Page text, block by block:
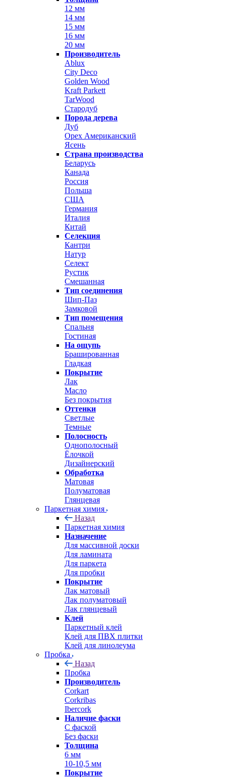
12 мм
14 мм
15 мм
16 мм
20 мм
Производитель
Ablux
City Deco
Golden Wood
Kraft Parkett
TarWood
Стародуб
Порода дерева
Дуб
Орех Американский
Ясень
Страна производства
Беларусь
Канада
Россия
Польша
США
Германия
Италия
Китай
Селекция
Кантри
Натур
Селект
Рустик
Смешанная
Тип соединения
Шип-Паз
Замковой
Тип помещения
Спальня
Гостиная
На ощупь
Брашированная
Гладкая
Покрытие
Лак
Масло
Без покрытия
Оттенки
Светлые
Темные
Полосность
Однополосный
Ёлочкой
Дизайнерский
Обработка
Матовая
Полуматовая
Глянцевая
Паркетная химия
Назад
Паркетная химия
Назначение
Для массивной доски
Для ламината
Для паркета
Для пробки
Покрытие
Лак матовый
Лак полуматовый
Лак глянцевый
Клей
Паркетный клей
Клей для ПВХ плитки
Клей для линолеума
Пробка
Назад
Пробка
Производитель
Corkart
Corkribas
Ibercork
Наличие фаски
С фаской
Без фаски
Толщина
6 мм
10-10,5 мм
Покрытие